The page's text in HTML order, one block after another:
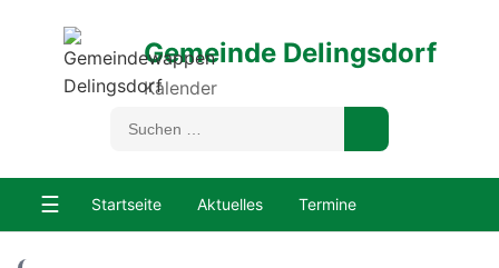
Gemeinde Delingsdorf
Kalender
☰ Startseite Aktuelles Termine